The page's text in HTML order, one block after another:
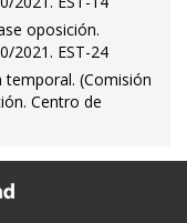
oposición.
2021. EST-24
temporal. (Comisión
Centro de